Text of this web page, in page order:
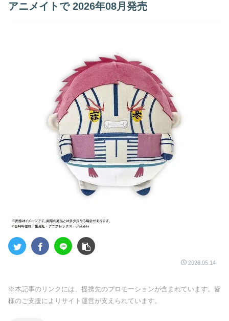
アニメイトで 2026年08月発売
2026.05.14
※本記事のリンクには、提携先のプロモーションが含まれています。皆
様のご支援によりサイト運営が支えられています。